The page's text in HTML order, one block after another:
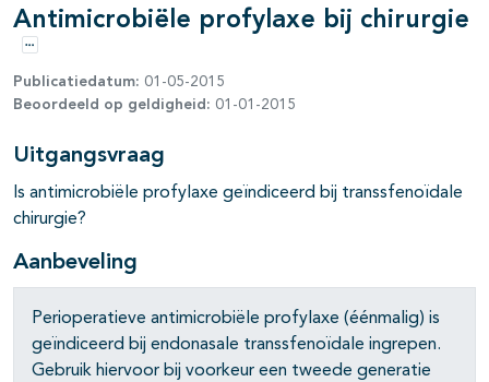
Antimicrobiële profylaxe bij chirurgie
Opties
Publicatiedatum: 01-05-2015
Beoordeeld op geldigheid: 01-01-2015
Uitgangsvraag
Is antimicrobiële profylaxe geïndiceerd bij transsfenoïdale
chirurgie?
Aanbeveling
Perioperatieve antimicrobiële profylaxe (éénmalig) is
geïndiceerd bij endonasale transsfenoïdale ingrepen.
Gebruik hiervoor bij voorkeur een tweede generatie